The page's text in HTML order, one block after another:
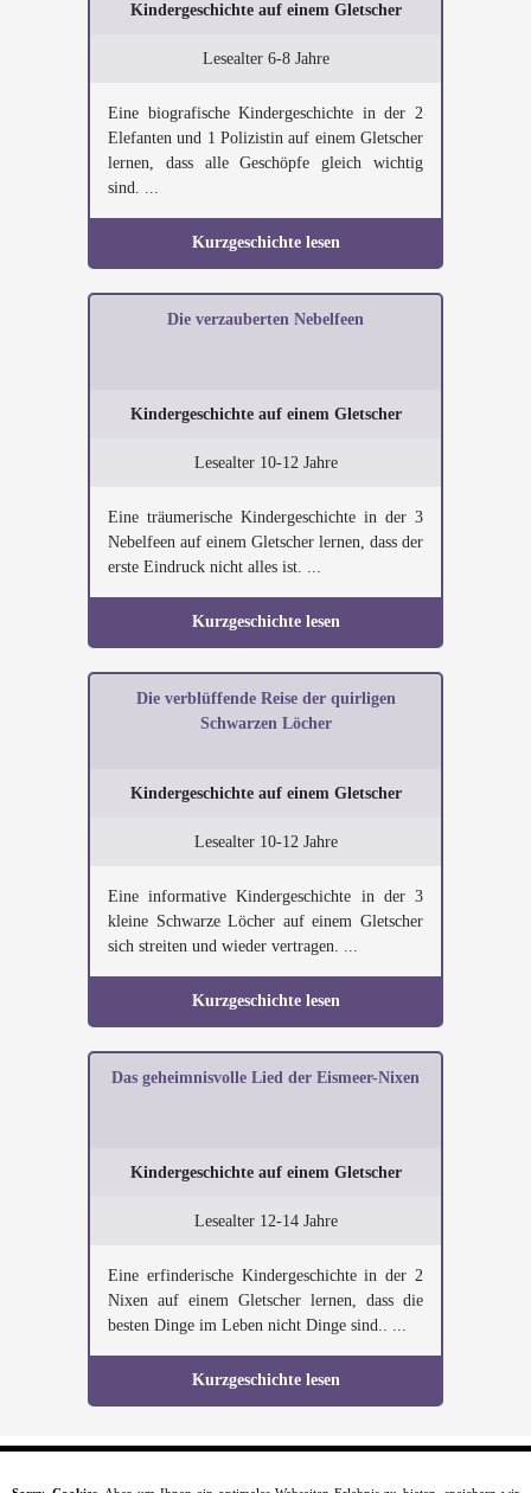
Kindergeschichte auf einem Gletscher
Lesealter 6-8 Jahre
Eine biografische Kindergeschichte in der 2
Elefanten und 1 Polizistin auf einem Gletscher
lernen, dass alle Geschöpfe gleich wichtig
sind. ...
Kurzgeschichte lesen
Die verzauberten Nebelfeen
Kindergeschichte auf einem Gletscher
Lesealter 10-12 Jahre
Eine träumerische Kindergeschichte in der 3
Nebelfeen auf einem Gletscher lernen, dass der
erste Eindruck nicht alles ist. ...
Kurzgeschichte lesen
Die verblüffende Reise der quirligen
Schwarzen Löcher
Kindergeschichte auf einem Gletscher
Lesealter 10-12 Jahre
Eine informative Kindergeschichte in der 3
kleine Schwarze Löcher auf einem Gletscher
sich streiten und wieder vertragen. ...
Kurzgeschichte lesen
Das geheimnisvolle Lied der Eismeer-Nixen
Kindergeschichte auf einem Gletscher
Lesealter 12-14 Jahre
Eine erfinderische Kindergeschichte in der 2
Nixen auf einem Gletscher lernen, dass die
besten Dinge im Leben nicht Dinge sind.. ...
Kurzgeschichte lesen